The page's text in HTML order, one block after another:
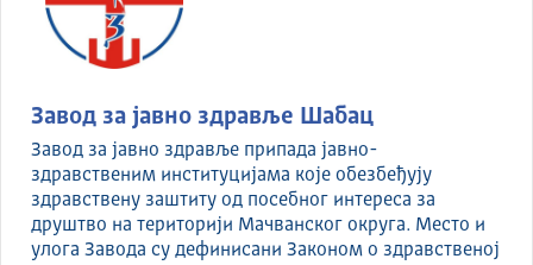
Завод за јавно здравље Шабац
Завод за јавно здравље припада јавно-
здравственим институцијама које обезбеђују
здравствену заштиту од посебног интереса за
друштво на територији Мачванског округа. Место и
улога Завода су дефинисани Законом о здравственој